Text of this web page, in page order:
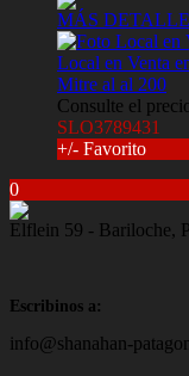
MÁS
Local en Venta
Mitre al al 200
Consulte el
SLO3789431
+/- Favorito
0
Elflein 59 - Bariloche,
Escribinos a:
info@shanahan-